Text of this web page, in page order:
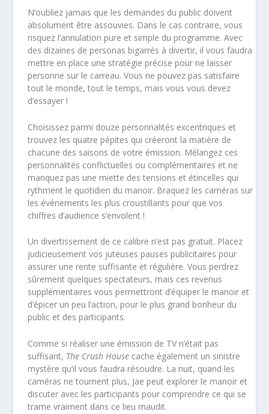
N’oubliez jamais que les demandes du public doivent
absolument être assouvies. Dans le cas contraire, vous
risquez l’annulation pure et simple du programme. Avec
des dizaines de personas bigarrés à divertir, il vous faudra
mettre en place une stratégie précise pour ne laisser
personne sur le carreau. Vous ne pouvez pas satisfaire
tout le monde, tout le temps, mais vous vous devez
d’essayer !
Choisissez parmi douze personnalités excentriques et
trouvez les quatre pépites qui créeront la matière de
chacune des saisons de votre émission. Mélangez ces
personnalités conflictuelles ou complémentaires et ne
manquez pas une miette des tensions et étincelles qui
rythment le quotidien du manoir. Braquez les caméras sur
les événements les plus croustillants pour que vos
chiffres d’audience s’envolent !
Un divertissement de ce calibre n’est pas gratuit. Placez
judicieusement vos juteuses pauses publicitaires pour
assurer une rente suffisante et régulière. Vous perdrez
sûrement quelques spectateurs, mais ces revenus
supplémentaires vous permettront d’équiper le manoir et
d’épicer un peu l’action, pour le plus grand bonheur du
public et des participants.
Comme si réaliser une émission de TV n’était pas
suffisant, The Crush House cache également un sinistre
mystère qu’il vous faudra résoudre. La nuit, quand les
caméras ne tournent plus, Jae peut explorer le manoir et
discuter avec les participants pour comprendre ce qui se
trame vraiment dans ce lieu maudit.